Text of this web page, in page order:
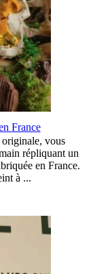
France
originale, vous
répliquant un
en France.
à ...